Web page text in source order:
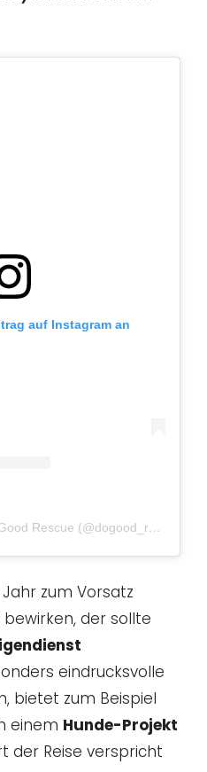
auf Instagram an
Ein Beitrag geteilt von Do Good Rescue (@dogood_romania)
zum Vorsatz
der sollte
eindrucksvolle
bietet zum Beispiel
einem Hunde-Projekt
der Reise verspricht